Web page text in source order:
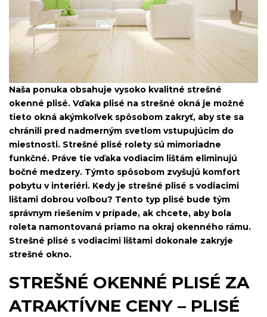
Naša ponuka obsahuje vysoko kvalitné strešné
okenné plisé. Vďaka plisé na strešné okná je možné
tieto okná akýmkoľvek spôsobom zakryť, aby ste sa
chránili pred nadmerným svetlom vstupujúcim do
miestnosti. Strešné plisé rolety sú mimoriadne
funkčné. Práve tie vďaka vodiacim lištám eliminujú
bočné medzery. Týmto spôsobom zvyšujú komfort
pobytu v interiéri. Kedy je strešné plisé s vodiacimi
lištami dobrou voľbou? Tento typ plisé bude tým
správnym riešením v prípade, ak chcete, aby bola
roleta namontovaná priamo na okraj okenného rámu.
Strešné plisé s vodiacimi lištami dokonale zakryje
strešné okno.
STREŠNÉ OKENNÉ PLISÉ ZA
ATRAKTÍVNE CENY – PLISÉ